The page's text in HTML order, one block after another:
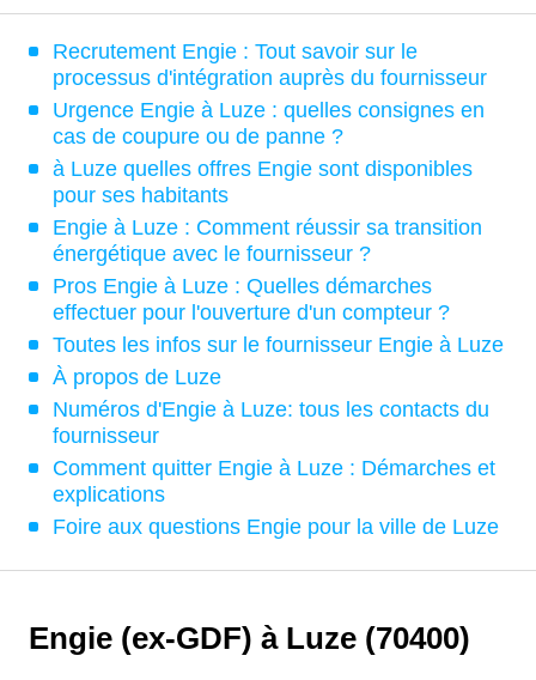
Recrutement Engie : Tout savoir sur le
processus d'intégration auprès du fournisseur
Urgence Engie à Luze : quelles consignes en
cas de coupure ou de panne ?
à Luze quelles offres Engie sont disponibles
pour ses habitants
Engie à Luze : Comment réussir sa transition
énergétique avec le fournisseur ?
Pros Engie à Luze : Quelles démarches
effectuer pour l'ouverture d'un compteur ?
Toutes les infos sur le fournisseur Engie à Luze
À propos de Luze
Numéros d'Engie à Luze: tous les contacts du
fournisseur
Comment quitter Engie à Luze : Démarches et
explications
Foire aux questions Engie pour la ville de Luze
Engie (ex-GDF) à Luze (70400)